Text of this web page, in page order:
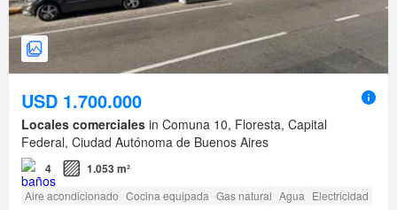
USD 1.700.000
Locales comerciales in Comuna 10, Floresta, Capital
Federal, Ciudad Autónoma de Buenos Aires
4 1.053 m²
Aire acondicionado Cocina equipada Gas natural Agua Electricidad